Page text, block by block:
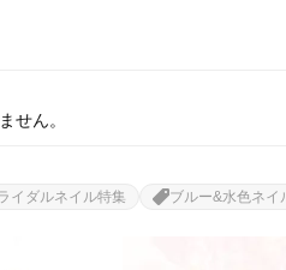
せん。
イダルネイル特集 ブルー&水色ネイ